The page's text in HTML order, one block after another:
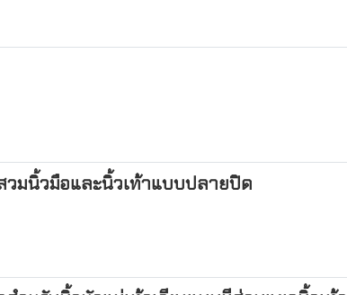
สวมนิ้วมือและนิ้วเท้าแบบปลายปิด